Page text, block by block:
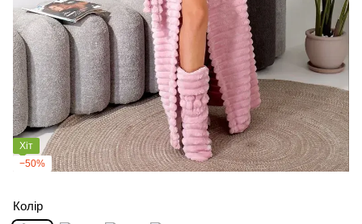
Хіт
−50%
Колір